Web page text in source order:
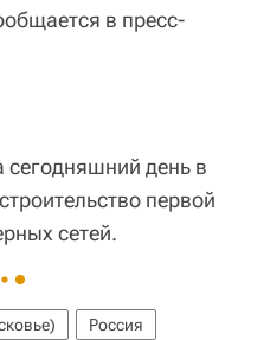
в пресс-
сегодняшний день в
первой
сетей.
Россия